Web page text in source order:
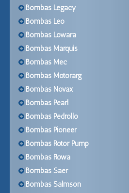
Bombas Legacy
Bombas Leo
Bombas Lowara
Bombas Marquis
Bombas Mec
Bombas Motorarg
Bombas Novax
Bombas Pearl
Bombas Pedrollo
Bombas Pioneer
Bombas Rotor Pump
Bombas Rowa
Bombas Saer
Bombas Salmson